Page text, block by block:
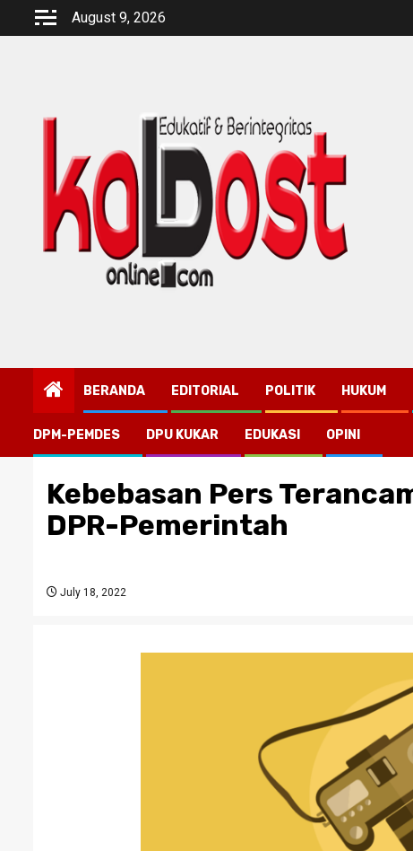
August 9, 2026
BERANDA EDITORIAL POLITIK HUKUM
DPM-PEMDES DPU KUKAR EDUKASI OPINI
Kebebasan Pers
DPR-Pemerintah
July 18, 2022